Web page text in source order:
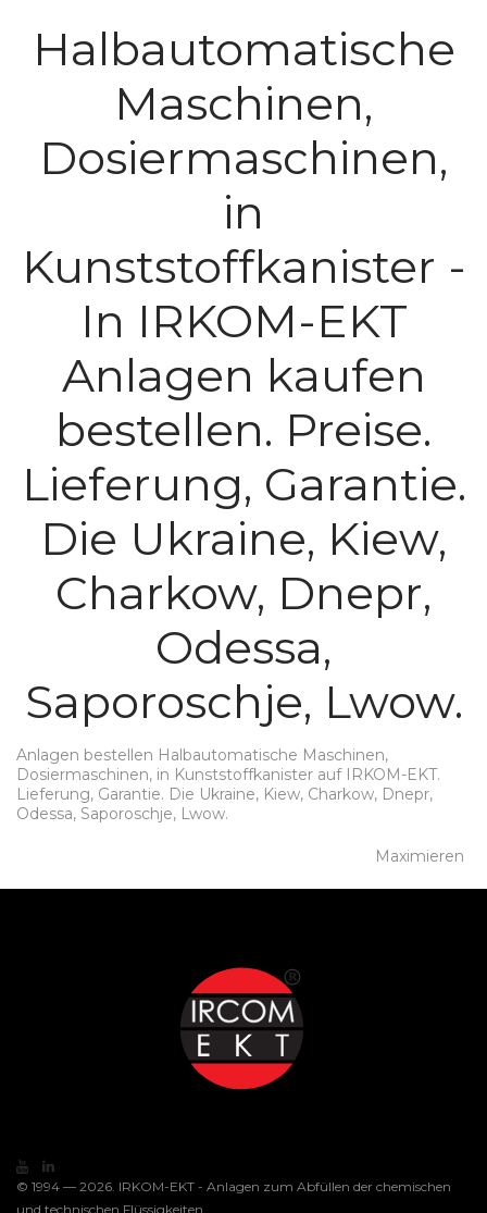
Halbautomatische
Maschinen,
Dosiermaschinen,
in
Kunststoffkanister -
In IRKOM-EKT
Anlagen kaufen
bestellen. Preise.
Lieferung, Garantie.
Die Ukraine, Kiew,
Charkow, Dnepr,
Odessa,
Saporoschje, Lwow.
Anlagen bestellen Halbautomatische Maschinen,
Dosiermaschinen, in Kunststoffkanister auf IRKOM-EKT.
Lieferung, Garantie. Die Ukraine, Kiew, Charkow, Dnepr,
Odessa, Saporoschje, Lwow.
Maximieren
© 1994 — 2026. IRKOM-EKT - Anlagen zum Abfüllen der chemischen
und technischen Flüssigkeiten